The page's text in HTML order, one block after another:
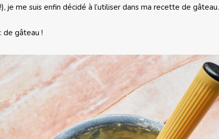
je me suis enfin décidé à l’utiliser dans ma recette de gâteau.
de gâteau !